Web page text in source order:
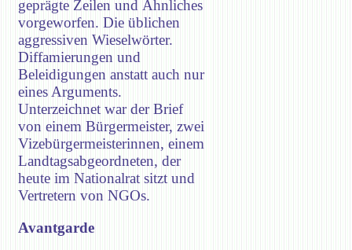
geprägte Zeilen und Ähnliches
vorgeworfen. Die üblichen
aggressiven Wieselwörter.
Diffamierungen und
Beleidigungen anstatt auch nur
eines Arguments.
Unterzeichnet war der Brief
von einem Bürgermeister, zwei
Vizebürgermeisterinnen, einem
Landtagsabgeordneten, der
heute im Nationalrat sitzt und
Vertretern von NGOs.
Avantgarde